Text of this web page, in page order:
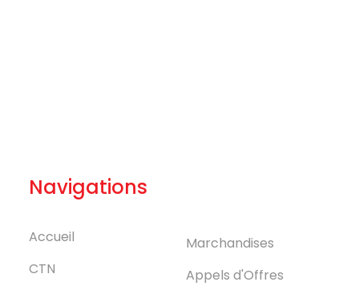
Navigations
Accueil
CTN
Marchandises
Appels d'Offres